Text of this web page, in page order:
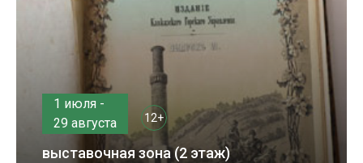
1 июля -
29 августа
12+
выставочная зона (2 этаж)